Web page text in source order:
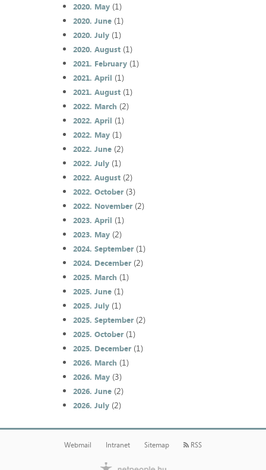
2020. May(1)
2020. June(1)
2020. July(1)
2020. August(1)
2021. February(1)
2021. April (1)
2021. August(1)
2022. March (2)
2022. April (1)
2022. May(1)
2022. June(2)
2022. July(1)
2022. August(2)
2022. October(3)
2022. November(2)
2023. April (1)
2023. May(2)
2024. September(1)
2024. December(2)
2025. March (1)
2025. June(1)
2025. July(1)
2025. September(2)
2025. October(1)
2025. December(1)
2026. March (1)
2026. May(3)
2026. June(2)
2026. July(2)
Webmail Intranet Sitemap RSS